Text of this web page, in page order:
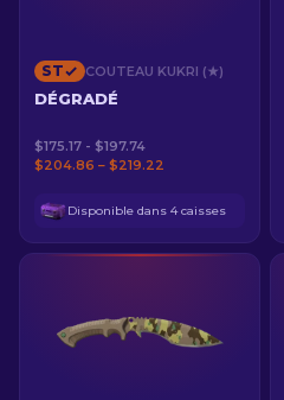
ST COUTEAU KUKRI (★)
DÉGRADÉ
$175.17 - $197.74
$204.86 – $219.22
Disponible dans 4 caisses